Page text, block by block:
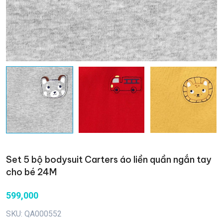
Set 5 bộ bodysuit Carters áo liền quần ngắn tay
cho bé 24M
599,000
SKU: QA000552